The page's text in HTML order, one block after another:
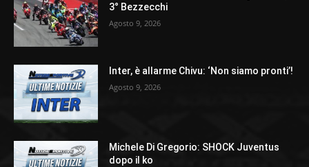
3° Bezzecchi
Agosto 9, 2026
Inter, è allarme Chivu: ‘Non siamo pronti’!
Agosto 9, 2026
Michele Di Gregorio: SHOCK Juventus
dopo il ko